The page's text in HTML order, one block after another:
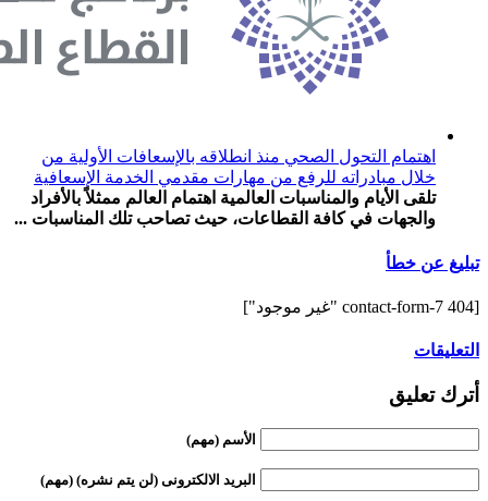
اهتمام التحول الصحي منذ انطلاقه بالإسعافات الأولية من
خلال مبادراته للرفع من مهارات مقدمي الخدمة الإسعافية
تلقى الأيام والمناسبات العالمية اهتمام العالم ممثلاً بالأفراد
والجهات في كافة القطاعات، حيث تصاحب تلك المناسبات ...
تبليغ عن خطأ
[contact-form-7 404 "غير موجود"]
التعليقات
أترك تعليق
الأسم (مهم)
البريد الالكترونى (لن يتم نشره) (مهم)